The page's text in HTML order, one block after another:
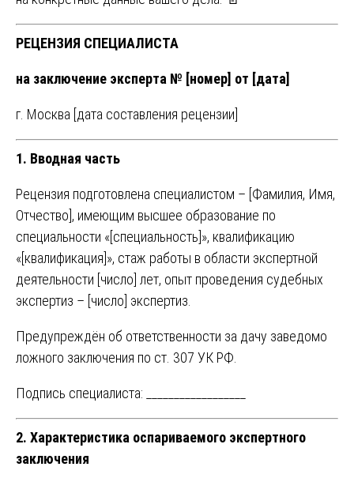
РЕЦЕНЗИЯ СПЕЦИАЛИСТА
на заключение эксперта № [номер] от [дата]
г. Москва [дата составления рецензии]
1. Вводная часть
Рецензия подготовлена специалистом – [Фамилия, Имя,
Отчество], имеющим высшее образование по
специальности «[специальность]», квалификацию
«[квалификация]», стаж работы в области экспертной
деятельности [число] лет, опыт проведения судебных
экспертиз – [число] экспертиз.
Предупреждён об ответственности за дачу заведомо
ложного заключения по ст. 307 УК РФ.
Подпись специалиста: __________________
2. Характеристика оспариваемого экспертного
заключения